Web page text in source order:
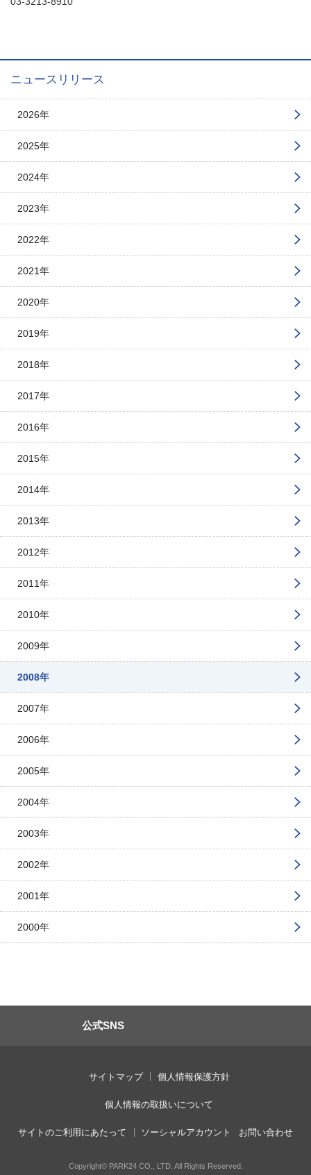
ニュースリリース
2026年
2025年
2024年
2023年
2022年
2021年
2020年
2019年
2018年
2017年
2016年
2015年
2014年
2013年
2012年
2011年
2010年
2009年
2008年
2007年
2006年
2005年
2004年
2003年
2002年
2001年
2000年
公式SNS
サイトマップ 個人情報保護方針
個人情報の取扱いについて
サイトのご利用にあたって ソーシャルアカウント お問い合わせ
Copyright© PARK24 CO., LTD. All Rights Reserved.